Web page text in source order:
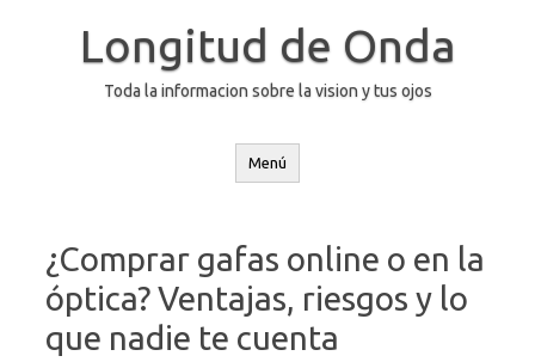
Longitud de Onda
Toda la informacion sobre la vision y tus ojos
Menú
¿Comprar gafas online o en la
óptica? Ventajas, riesgos y lo
que nadie te cuenta